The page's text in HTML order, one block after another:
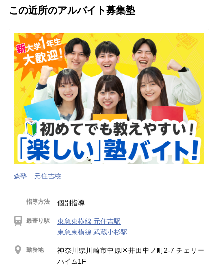
この近所のアルバイト募集塾
森塾 元住吉校
指導方法 個別指導
最寄り駅
東急東横線 元住吉駅
東急東横線 武蔵小杉駅
勤務地
神奈川県川崎市中原区井田中ノ町2-7 チェリー
ハイム1F